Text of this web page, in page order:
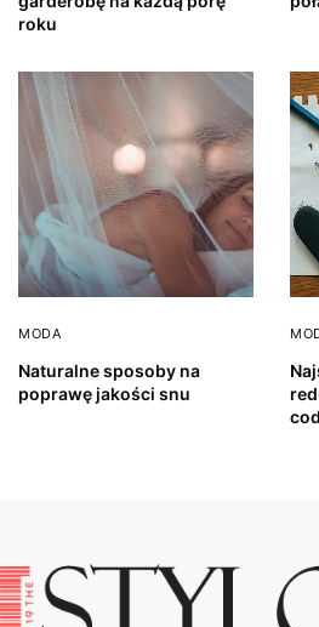
roku
MODA
Naturalne sposoby na
poprawę jakości snu